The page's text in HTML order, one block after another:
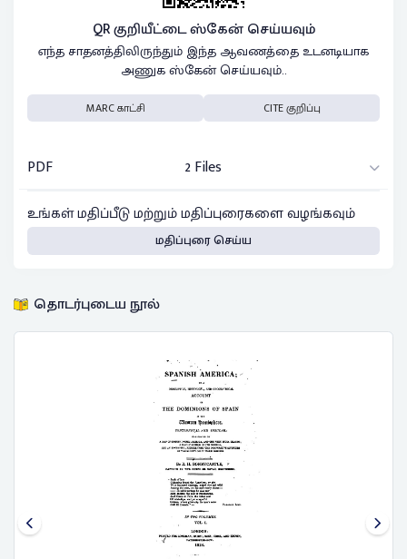
QR குறியீட்டை ஸ்கேன் செய்யவும்
எந்த சாதனத்திலிருந்தும் இந்த ஆவணத்தை உடனடியாக
அணுக ஸ்கேன் செய்யவும்..
MARC காட்சி CITE குறிப்பு
PDF
2 Files
உங்கள் மதிப்பீடு மற்றும் மதிப்புரைகளை வழங்கவும்
மதிப்புரை செய்ய
தொடர்புடைய நூல்